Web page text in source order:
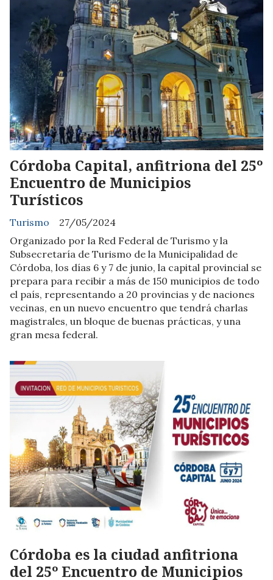
Córdoba Capital, anfitriona del 25º
Encuentro de Municipios
Turísticos
Turismo
27/05/2024
Organizado por la Red Federal de Turismo y la
Subsecretaría de Turismo de la Municipalidad de
Córdoba, los días 6 y 7 de junio, la capital provincial se
prepara para recibir a más de 150 municipios de todo
el país, representando a 20 provincias y de naciones
vecinas, en un nuevo encuentro que tendrá charlas
magistrales, un bloque de buenas prácticas, y una
gran mesa federal.
Córdoba es la ciudad anfitriona
del 25º Encuentro de Municipios